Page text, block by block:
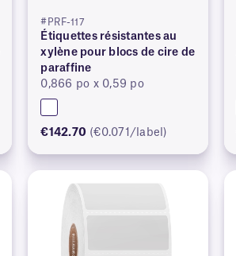
#PRF-117
Étiquettes résistantes au
xylène pour blocs de cire de
paraffine
0,866 po x 0,59 po
€142.70 (€0.071/label)